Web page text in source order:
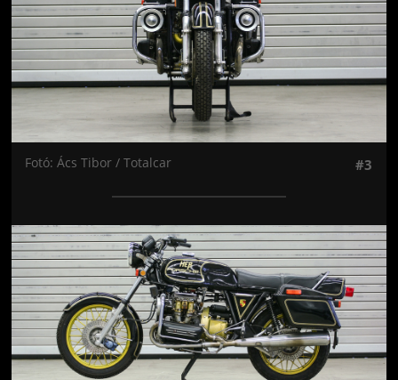
Fotó: Ács Tibor / Totalcar #3
Jön még kép!